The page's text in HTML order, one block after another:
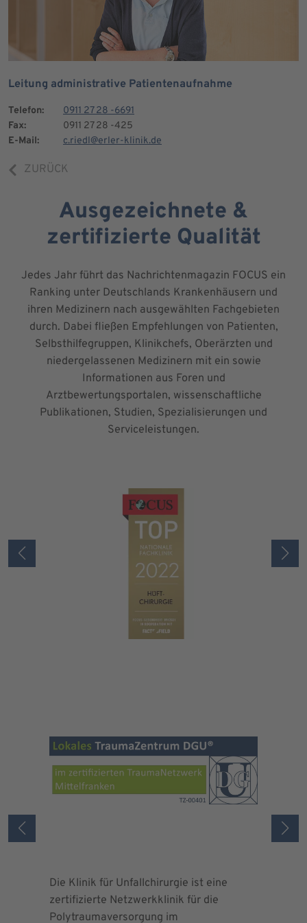
Leitung administrative Patientenaufnahme
Telefon:
0911 27 28 -6691
Fax:
0911 27 28 -425
E-Mail:
c.riedl@erler-klinik.de
ZURÜCK
Ausgezeichnete &
zertifizierte Qualität
Jedes Jahr führt das Nachrichtenmagazin FOCUS ein
Ranking unter Deutschlands Krankenhäusern und
ihren Medizinern nach ausgewählten Fachgebieten
durch. Dabei fließen Empfehlungen von Patienten,
Selbsthilfegruppen, Klinikchefs, Oberärzten und
niedergelassenen Medizinern mit ein sowie
Informationen aus Foren und
Arztbewertungsportalen, wissenschaftliche
Publikationen, Studien, Spezialisierungen und
Serviceleistungen.
Die Klinik für Unfallchirurgie ist eine
zertifizierte Netzwerkklinik für die
Polytraumaversorgung im